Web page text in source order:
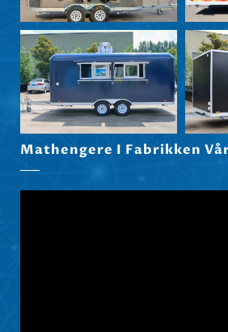
Mathengere I Fabrikken